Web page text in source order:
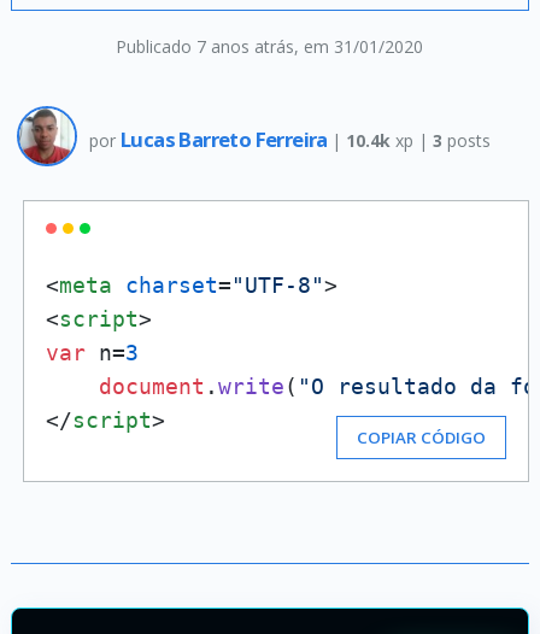
Publicado 7 anos atrás, em 31/01/2020
por Lucas Barreto Ferreira | 10.4k xp |3 posts
<meta charset="UTF-8">
<script>
var n=3
document .write( "O resultado da
</script>
COPIAR CÓDIGO